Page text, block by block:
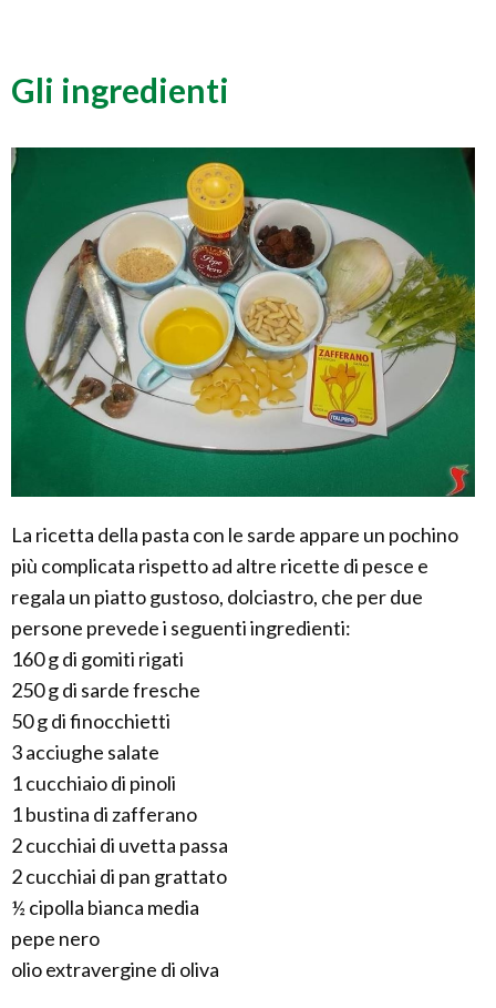
Gli ingredienti
La ricetta della pasta con le sarde appare un pochino
più complicata rispetto ad altre ricette di pesce e
regala un piatto gustoso, dolciastro, che per due
persone prevede i seguenti ingredienti:
160 g di gomiti rigati
250 g di sarde fresche
50 g di finocchietti
3 acciughe salate
1 cucchiaio di pinoli
1 bustina di zafferano
2 cucchiai di uvetta passa
2 cucchiai di pan grattato
½ cipolla bianca media
pepe nero
olio extravergine di oliva